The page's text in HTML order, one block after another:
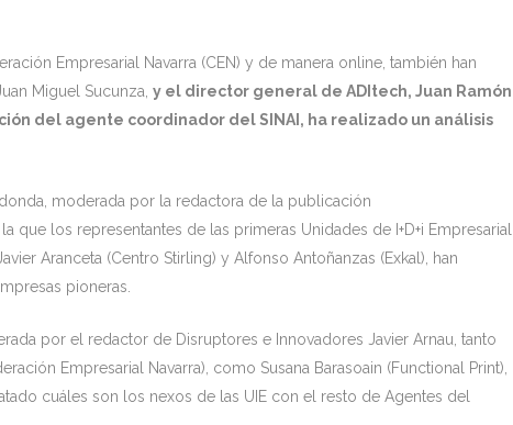
Empresarial Navarra (CEN) y de manera online, también han
Miguel Sucunza, y el director general de ADItech, Juan Ramón
del agente coordinador del SINAI, ha realizado un análisis
moderada por la redactora de la publicación
que los representantes de las primeras Unidades de I+D+i Empresarial
Aranceta (Centro Stirling) y Alfonso Antoñanzas (Exkal), han
pioneras.
por el redactor de Disruptores e Innovadores Javier Arnau, tanto
Empresarial Navarra), como Susana Barasoain (Functional Print),
cuáles son los nexos de las UIE con el resto de Agentes del